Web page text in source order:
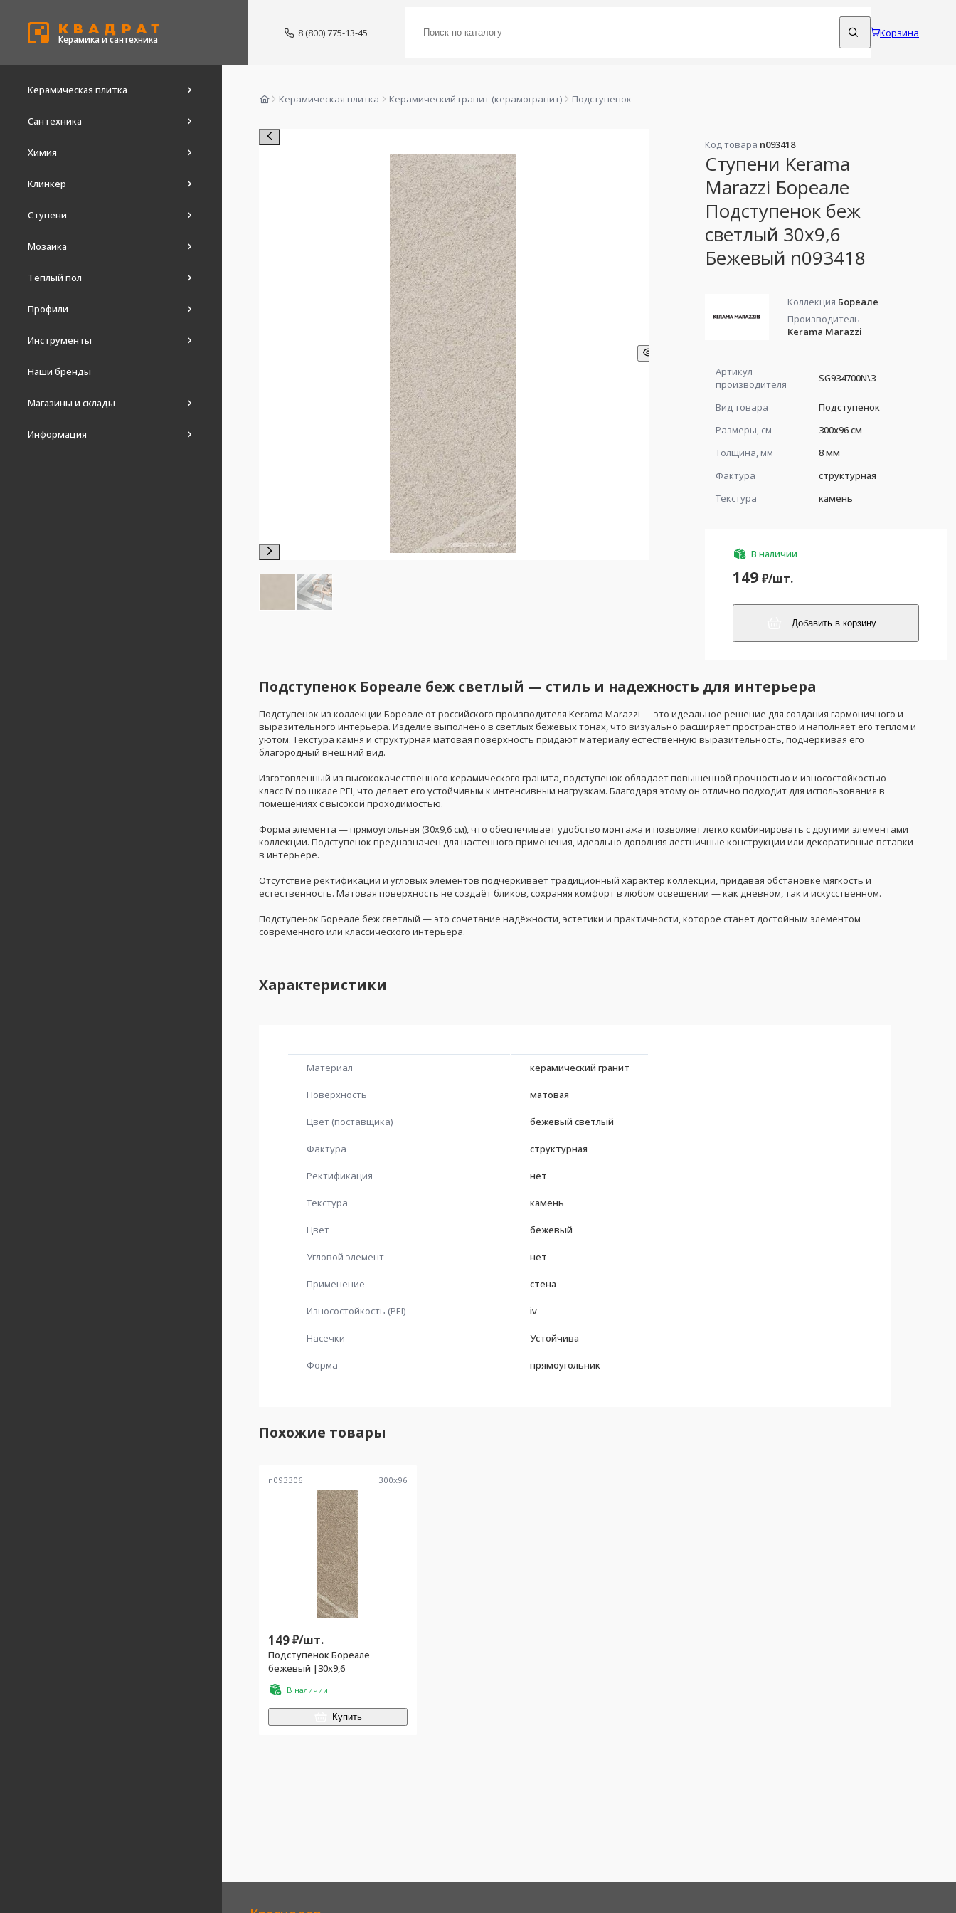
КВАДРАТ
Керамика и сантехника
8 (800) 775-13-45 Корзина
Керамическая плитка
Сантехника
Химия
Клинкер
Ступени
Мозаика
Теплый пол
Профили
Инструменты
Наши бренды
Магазины и склады
Информация
Керамическая плитка Керамический гранит (керамогранит) Подступенок
Код товара n093418
Ступени Kerama
Marazzi Бореале
Подступенок беж
светлый 30x9,6
Бежевый n093418
Коллекция Бореале
Производитель
Kerama Marazzi
Артикул
производителя
SG934700N\3
Вид товара
Подступенок
Размеры, см
300x96 см
Толщина, мм
8 мм
Фактура
структурная
Текстура
камень
В наличии
149 ₽/шт.
Добавить в корзину
Подступенок Бореале беж светлый — стиль и надежность для интерьера
Подступенок из коллекции Бореале от российского производителя Kerama Marazzi — это идеальное решение для создания гармоничного и
выразительного интерьера. Изделие выполнено в светлых бежевых тонах, что визуально расширяет пространство и наполняет его теплом и
уютом. Текстура камня и структурная матовая поверхность придают материалу естественную выразительность, подчёркивая его
благородный внешний вид.
Изготовленный из высококачественного керамического гранита, подступенок обладает повышенной прочностью и износостойкостью —
класс IV по шкале PEI, что делает его устойчивым к интенсивным нагрузкам. Благодаря этому он отлично подходит для использования в
помещениях с высокой проходимостью.
Форма элемента — прямоугольная (30x9,6 см), что обеспечивает удобство монтажа и позволяет легко комбинировать с другими элементами
коллекции. Подступенок предназначен для настенного применения, идеально дополняя лестничные конструкции или декоративные вставки
в интерьере.
Отсутствие ректификации и угловых элементов подчёркивает традиционный характер коллекции, придавая обстановке мягкость и
естественность. Матовая поверхность не создаёт бликов, сохраняя комфорт в любом освещении — как дневном, так и искусственном.
Подступенок Бореале беж светлый — это сочетание надёжности, эстетики и практичности, которое станет достойным элементом
современного или классического интерьера.
Характеристики
Материал керамический гранит
Поверхность матовая
Цвет (поставщика) бежевый светлый
Фактура структурная
Ректификация нет
Текстура камень
Цвет бежевый
Угловой элемент нет
Применение стена
Износостойкость (PEI) iv
Насечки Устойчива
Форма прямоугольник
Похожие товары
n093306 300x96
149₽/шт.
Подступенок Бореале
бежевый |30x9,6
В наличии
Купить